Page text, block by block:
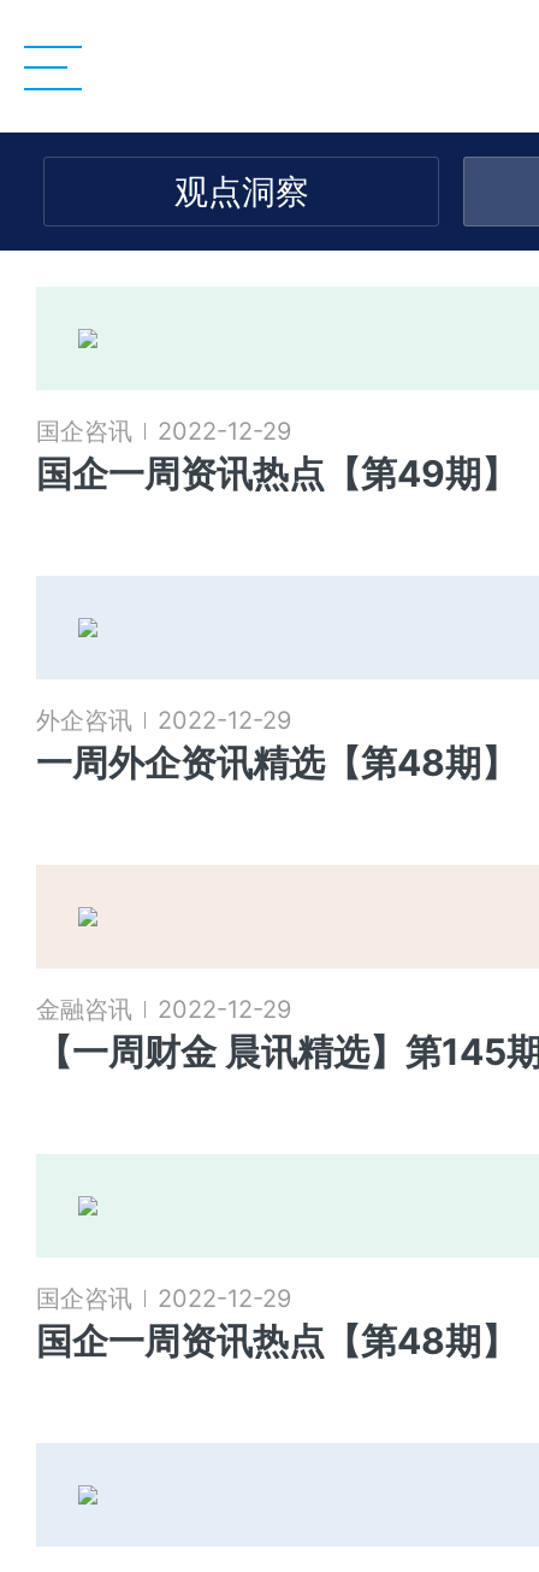
观点洞察
国企咨讯 2022-12-29
国企一周资讯热点【第49期】
外企咨讯 2022-12-29
一周外企资讯精选【第48期】
金融咨讯 2022-12-29
【一周财金 晨讯精选】第145
国企咨讯 2022-12-29
国企一周资讯热点【第48期】